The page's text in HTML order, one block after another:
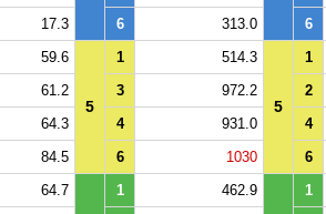
17.3 6 313.0 6
59.6
5
1 514.3
5
1
61.2 3 972.2
2
64.3 4 931.0
4
84.5 6 1030 6
64.7 1 462.9
1